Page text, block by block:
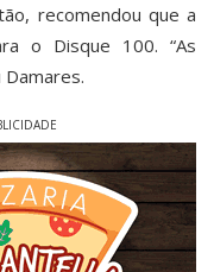
recomendou que a
o Disque 100. “As